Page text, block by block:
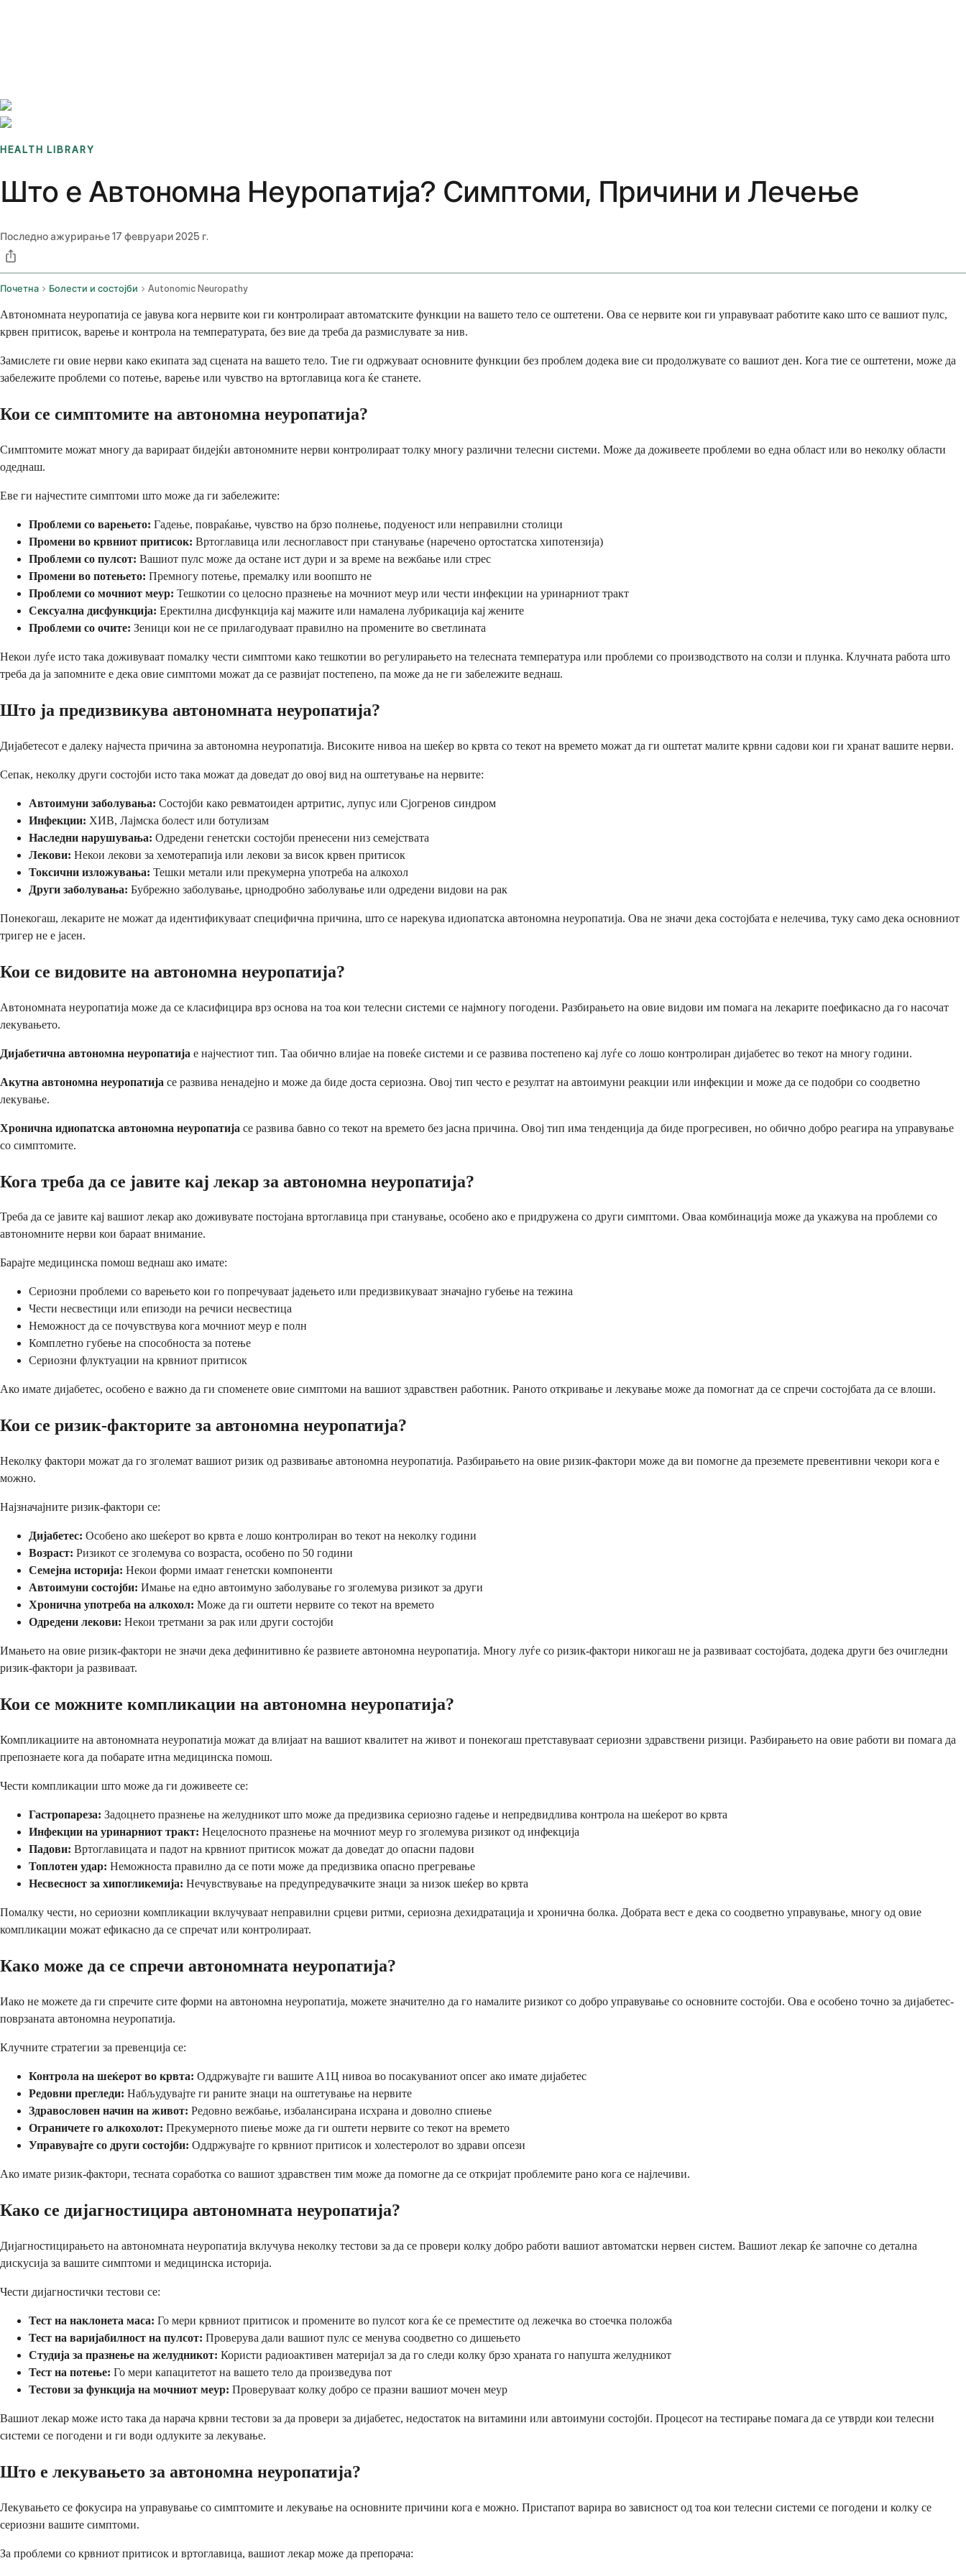
HEALTH LIBRARY
Што е Автономна Неуропатија? Симптоми, Причини и Лечење
Последно ажурирање17 февруари 2025 г.
Почетна Болести и состојби Autonomic Neuropathy
Автономната неуропатија се јавува кога нервите кои ги контролираат автоматските функции на вашето тело се оштетени. Ова се нервите кои ги управуваат работите како што се вашиот пулс,
крвен притисок, варење и контрола на температурата, без вие да треба да размислувате за нив.
Замислете ги овие нерви како екипата зад сцената на вашето тело. Тие ги одржуваат основните функции без проблем додека вие си продолжувате со вашиот ден. Кога тие се оштетени, може да
забележите проблеми со потење, варење или чувство на вртоглавица кога ќе станете.
Кои се симптомите на автономна неуропатија?
Симптомите можат многу да варираат бидејќи автономните нерви контролираат толку многу различни телесни системи. Може да доживеете проблеми во една област или во неколку области
одеднаш.
Еве ги најчестите симптоми што може да ги забележите:
Проблеми со варењето: Гадење, повраќање, чувство на брзо полнење, подуеност или неправилни столици
Промени во крвниот притисок: Вртоглавица или лесноглавост при станување (наречено ортостатска хипотензија)
Проблеми со пулсот: Вашиот пулс може да остане ист дури и за време на вежбање или стрес
Промени во потењето: Премногу потење, премалку или воопшто не
Проблеми со мочниот меур: Тешкотии со целосно празнење на мочниот меур или чести инфекции на уринарниот тракт
Сексуална дисфункција: Еректилна дисфункција кај мажите или намалена лубрикација кај жените
Проблеми со очите: Зеници кои не се прилагодуваат правилно на промените во светлината
Некои луѓе исто така доживуваат помалку чести симптоми како тешкотии во регулирањето на телесната температура или проблеми со производството на солзи и плунка. Клучната работа што
треба да ја запомните е дека овие симптоми можат да се развијат постепено, па може да не ги забележите веднаш.
Што ја предизвикува автономната неуропатија?
Дијабетесот е далеку најчеста причина за автономна неуропатија. Високите нивоа на шеќер во крвта со текот на времето можат да ги оштетат малите крвни садови кои ги хранат вашите нерви.
Сепак, неколку други состојби исто така можат да доведат до овој вид на оштетување на нервите:
Автоимуни заболувања: Состојби како ревматоиден артритис, лупус или Сјогренов синдром
Инфекции: ХИВ, Лајмска болест или ботулизам
Наследни нарушувања: Одредени генетски состојби пренесени низ семејствата
Лекови: Некои лекови за хемотерапија или лекови за висок крвен притисок
Токсични изложувања: Тешки метали или прекумерна употреба на алкохол
Други заболувања: Бубрежно заболување, црнодробно заболување или одредени видови на рак
Понекогаш, лекарите не можат да идентификуваат специфична причина, што се нарекува идиопатска автономна неуропатија. Ова не значи дека состојбата е нелечива, туку само дека основниот
тригер не е јасен.
Кои се видовите на автономна неуропатија?
Автономната неуропатија може да се класифицира врз основа на тоа кои телесни системи се најмногу погодени. Разбирањето на овие видови им помага на лекарите поефикасно да го насочат
лекувањето.
Дијабетична автономна неуропатија е најчестиот тип. Таа обично влијае на повеќе системи и се развива постепено кај луѓе со лошо контролиран дијабетес во текот на многу години.
Акутна автономна неуропатија се развива ненадејно и може да биде доста сериозна. Овој тип често е резултат на автоимуни реакции или инфекции и може да се подобри со соодветно
лекување.
Хронична идиопатска автономна неуропатија се развива бавно со текот на времето без јасна причина. Овој тип има тенденција да биде прогресивен, но обично добро реагира на управување
со симптомите.
Кога треба да се јавите кај лекар за автономна неуропатија?
Треба да се јавите кај вашиот лекар ако доживувате постојана вртоглавица при станување, особено ако е придружена со други симптоми. Оваа комбинација може да укажува на проблеми со
автономните нерви кои бараат внимание.
Барајте медицинска помош веднаш ако имате:
Сериозни проблеми со варењето кои го попречуваат јадењето или предизвикуваат значајно губење на тежина
Чести несвестици или епизоди на речиси несвестица
Неможност да се почувствува кога мочниот меур е полн
Комплетно губење на способноста за потење
Сериозни флуктуации на крвниот притисок
Ако имате дијабетес, особено е важно да ги споменете овие симптоми на вашиот здравствен работник. Раното откривање и лекување може да помогнат да се спречи состојбата да се влоши.
Кои се ризик-факторите за автономна неуропатија?
Неколку фактори можат да го зголемат вашиот ризик од развивање автономна неуропатија. Разбирањето на овие ризик-фактори може да ви помогне да преземете превентивни чекори кога е
можно.
Најзначајните ризик-фактори се:
Дијабетес: Особено ако шеќерот во крвта е лошо контролиран во текот на неколку години
Возраст: Ризикот се зголемува со возраста, особено по 50 години
Семејна историја: Некои форми имаат генетски компоненти
Автоимуни состојби: Имање на едно автоимуно заболување го зголемува ризикот за други
Хронична употреба на алкохол: Може да ги оштети нервите со текот на времето
Одредени лекови: Некои третмани за рак или други состојби
Имањето на овие ризик-фактори не значи дека дефинитивно ќе развиете автономна неуропатија. Многу луѓе со ризик-фактори никогаш не ја развиваат состојбата, додека други без очигледни
ризик-фактори ја развиваат.
Кои се можните компликации на автономна неуропатија?
Компликациите на автономната неуропатија можат да влијаат на вашиот квалитет на живот и понекогаш претставуваат сериозни здравствени ризици. Разбирањето на овие работи ви помага да
препознаете кога да побарате итна медицинска помош.
Чести компликации што може да ги доживеете се:
Гастропареза: Задоцнето празнење на желудникот што може да предизвика сериозно гадење и непредвидлива контрола на шеќерот во крвта
Инфекции на уринарниот тракт: Нецелосното празнење на мочниот меур го зголемува ризикот од инфекција
Падови: Вртоглавицата и падот на крвниот притисок можат да доведат до опасни падови
Топлотен удар: Неможноста правилно да се поти може да предизвика опасно прегревање
Несвесност за хипогликемија: Нечувствување на предупредувачките знаци за низок шеќер во крвта
Помалку чести, но сериозни компликации вклучуваат неправилни срцеви ритми, сериозна дехидратација и хронична болка. Добрата вест е дека со соодветно управување, многу од овие
компликации можат ефикасно да се спречат или контролираат.
Како може да се спречи автономната неуропатија?
Иако не можете да ги спречите сите форми на автономна неуропатија, можете значително да го намалите ризикот со добро управување со основните состојби. Ова е особено точно за дијабетес-
поврзаната автономна неуропатија.
Клучните стратегии за превенција се:
Контрола на шеќерот во крвта: Оддржувајте ги вашите А1Ц нивоа во посакуваниот опсег ако имате дијабетес
Редовни прегледи: Набљудувајте ги раните знаци на оштетување на нервите
Здравословен начин на живот: Редовно вежбање, избалансирана исхрана и доволно спиење
Ограничете го алкохолот: Прекумерното пиење може да ги оштети нервите со текот на времето
Управувајте со други состојби: Оддржувајте го крвниот притисок и холестеролот во здрави опсези
Ако имате ризик-фактори, тесната соработка со вашиот здравствен тим може да помогне да се откријат проблемите рано кога се најлечиви.
Како се дијагностицира автономната неуропатија?
Дијагностицирањето на автономната неуропатија вклучува неколку тестови за да се провери колку добро работи вашиот автоматски нервен систем. Вашиот лекар ќе започне со детална
дискусија за вашите симптоми и медицинска историја.
Чести дијагностички тестови се:
Тест на наклонета маса: Го мери крвниот притисок и промените во пулсот кога ќе се преместите од лежечка во стоечка положба
Тест на варијабилност на пулсот: Проверува дали вашиот пулс се менува соодветно со дишењето
Студија за празнење на желудникот: Користи радиоактивен материјал за да го следи колку брзо храната го напушта желудникот
Тест на потење: Го мери капацитетот на вашето тело да произведува пот
Тестови за функција на мочниот меур: Проверуваат колку добро се празни вашиот мочен меур
Вашиот лекар може исто така да нарача крвни тестови за да провери за дијабетес, недостаток на витамини или автоимуни состојби. Процесот на тестирање помага да се утврди кои телесни
системи се погодени и ги води одлуките за лекување.
Што е лекувањето за автономна неуропатија?
Лекувањето се фокусира на управување со симптомите и лекување на основните причини кога е можно. Пристапот варира во зависност од тоа кои телесни системи се погодени и колку се
сериозни вашите симптоми.
За проблеми со крвниот притисок и вртоглавица, вашиот лекар може да препорача: